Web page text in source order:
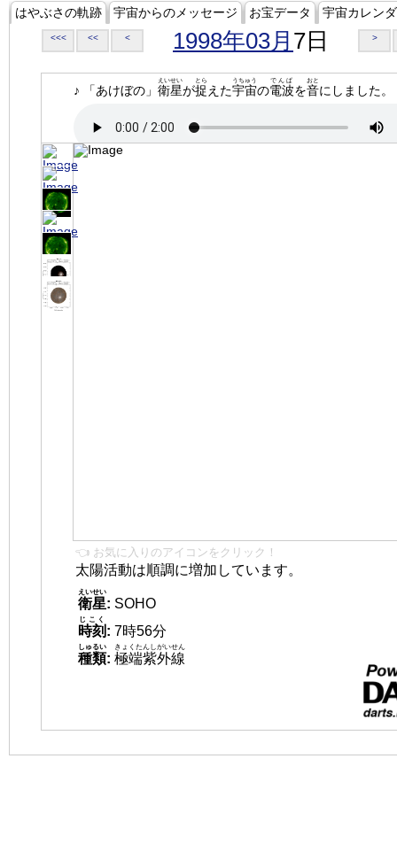
はやぶさの軌跡 宇宙からのメッセージ お宝データ 宇宙カレン
<<< << < 1998年03月 7日 >
♪ 「あけぼの」 衛星
えいせい
が捉
とら
えた宇宙
うちゅう
の電波
でんぱ
を音
おと
にしました。
👈 お気に入りのアイコンをクリック！
太陽活動は順調に増加しています。
衛星
えいせい
: SOHO
時刻
じこく
: 7時56分
種類
しゅるい
: 極端紫外線
きょくたんしがいせん